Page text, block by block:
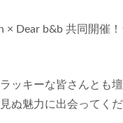
ッキーな皆さんとも
ぬ魅力に出会ってく